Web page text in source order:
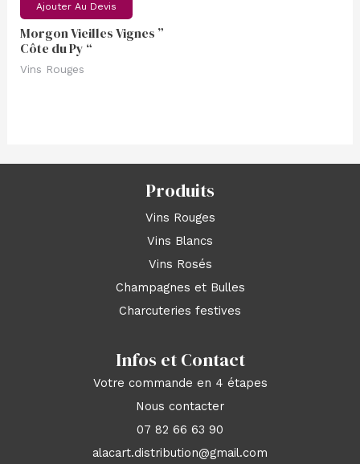
Ajouter Au Devis
Morgon Vieilles Vignes ”
Côte du Py “
Vins Rouges
Produits
Vins Rouges
Vins Blancs
Vins Rosés
Champagnes et Bulles
Charcuteries festives
Infos et Contact
Votre commande en 4 étapes
Nous contacter
07 82 66 63 90
alacart.distribution@gmail.com